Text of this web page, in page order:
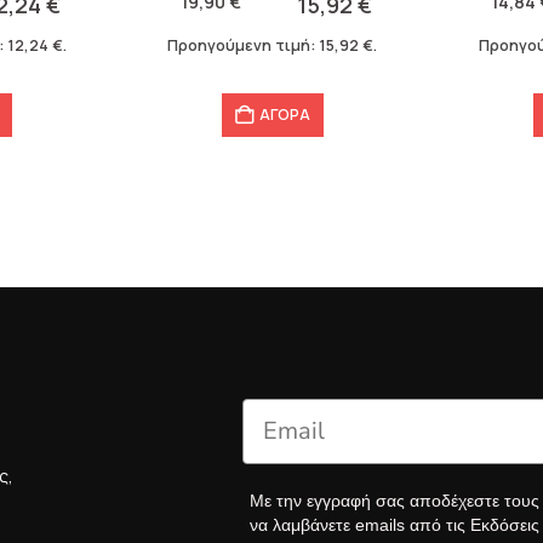
12,24 €.
19,90 €.
είναι:
Προηγούμενη τιμή: 15,92€.
ΑΓΟΡΑ
14,84 €.
είναι:
Με την εγγραφή σας αποδέχεστε τους
να λαμβάνετε emails από τις